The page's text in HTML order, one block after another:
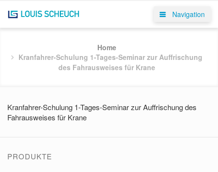
Navigation
Home
Kranfahrer-Schulung 1-Tages-Seminar zur Auffrischung
des Fahrausweises für Krane
Kranfahrer-Schulung 1-Tages-Seminar zur Auffrischung des
Fahrausweises für Krane
PRODUKTE